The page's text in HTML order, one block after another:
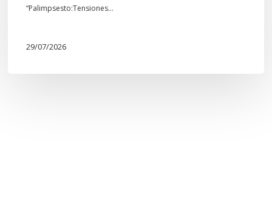
“Palimpsesto:Tensiones…
29/07/2026